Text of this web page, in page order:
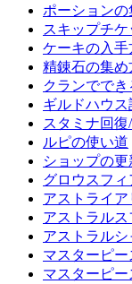
ポーションの
スキップチ
ケーキの入
精錬石の集め
クランでで
ギルドハウ
スタミナ回
ルピの使い道
ショップの
グロウスフ
アストライ
アストラル
アストラル
マスターピ
マスターピ